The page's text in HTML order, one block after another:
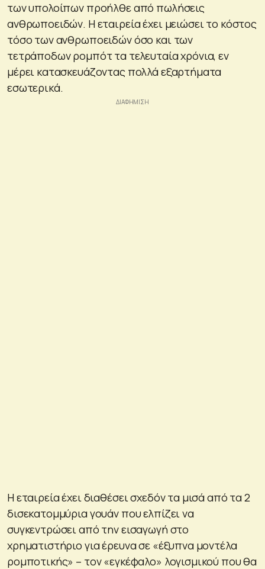
των υπολοίπων προήλθε από πωλήσεις
ανθρωποειδών. Η εταιρεία έχει μειώσει το κόστος
τόσο των ανθρωποειδών όσο και των
τετράποδων ρομπότ τα τελευταία χρόνια, εν
μέρει κατασκευάζοντας πολλά εξαρτήματα
εσωτερικά.
Η εταιρεία έχει διαθέσει σχεδόν τα μισά από τα 2
δισεκατομμύρια γουάν που ελπίζει να
συγκεντρώσει από την εισαγωγή στο
χρηματιστήριο για έρευνα σε «έξυπνα μοντέλα
ρομποτικής» – τον «εγκέφαλο» λογισμικού που θα